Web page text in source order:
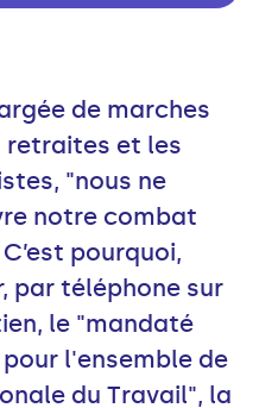
de marches
retraites et les
"nous ne
notre combat
C’est pourquoi,
par téléphone sur
le "mandaté
l'ensemble de
du Travail", la